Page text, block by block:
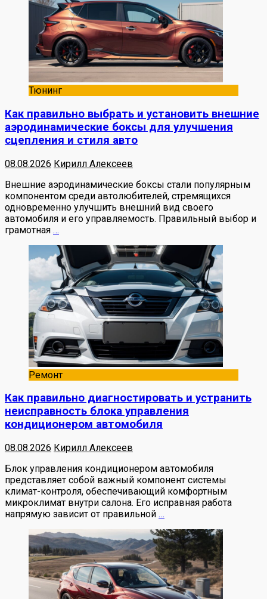
Тюнинг
Как правильно выбрать и установить внешние
аэродинамические боксы для улучшения
сцепления и стиля авто
08.08.2026 Кирилл Алексеев
Внешние аэродинамические боксы стали популярным
компонентом среди автолюбителей, стремящихся
одновременно улучшить внешний вид своего
автомобиля и его управляемость. Правильный выбор и
грамотная …
Ремонт
Как правильно диагностировать и устранить
неисправность блока управления
кондиционером автомобиля
08.08.2026 Кирилл Алексеев
Блок управления кондиционером автомобиля
представляет собой важный компонент системы
климат-контроля, обеспечивающий комфортным
микроклимат внутри салона. Его исправная работа
напрямую зависит от правильной …